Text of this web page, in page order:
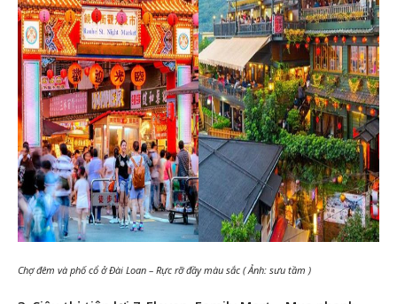
Chợ đêm và phố cổ ở Đài Loan – Rực rỡ đầy màu sắc ( Ảnh: sưu tầm )